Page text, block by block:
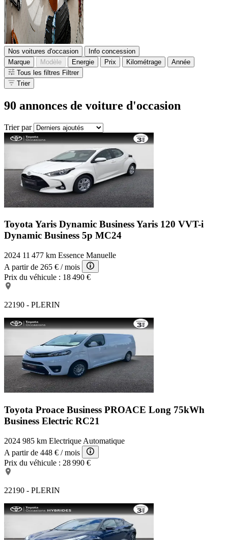
Nos voitures d'occasion
Info concession
Marque
Modèle Energie Prix Kilométrage
Année
Tous les filtres Filtrer
Trier
90 annonces de voiture d'occasion
Trier par
Toyota Yaris Dynamic BusinessYaris 120 VVT-i
Dynamic Business 5p MC24
2024 11 477 km Essence Manuelle
A partir de 265 € / mois
Prix du véhicule : 18 490 €
22190 - PLERIN
Toyota Proace Business PROACE Long 75kWh
Business Electric RC21
2024 985 km Electrique Automatique
A partir de 448 € / mois
Prix du véhicule : 28 990 €
22190 - PLERIN